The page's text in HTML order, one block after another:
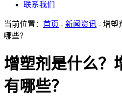
联系我们
当前位置： 首页 - 新闻资讯 - 增塑
哪些？
增塑剂是什么？
有哪些？